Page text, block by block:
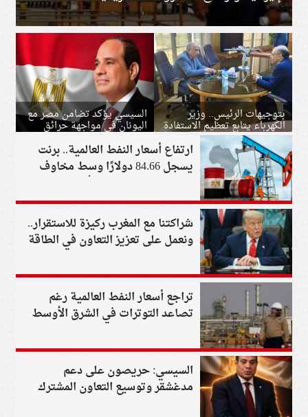
بتوجيهات الرئيس.. وزير
الكهرباء يتابع تعظيم الاستفادة
من العناصر النادرة
السيسي يؤكد تضامن مصر مع
اليونان في مواجهة حرائق
الغابات ويبحث تعزيز التعاون
الثنائي
ارتفاع أسعار النفط العالمية.. برنت
يسجل 84.66 دولارًا وسط مخاوف
على إمدادات الشرق الأوسط
شراكتنا مع المغرب ركيزة للاستقرار..
ونعمل على تعزيز التعاون في الطاقة
والذكاء الاصطناعي والدفاع
تراجع أسعار النفط العالمية رغم
تصاعد التوترات في الشرق الأوسط
السيسي: حريصون على دعم
مدغشقر وتوسيع التعاون المشترك